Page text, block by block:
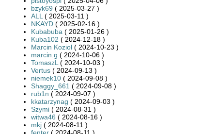
bzyk69 ( 2025-03-27 )
ALL ( 2025-03-11 )
NKAYD ( 2025-02-16 )
Kubabuba ( 2025-01-26 )
Kuba102 ( 2024-12-18 )
Marcin Kozioł ( 2024-10-23 )
marcin.g ( 2024-10-06 )
TomaszL ( 2024-10-03 )
Vertus ( 2024-09-13 )
niemek10 ( 2024-09-08 )
Shaggy_661 ( 2024-09-08 )
rub1n ( 2024-09-07 )
kkatarzynag ( 2024-09-03 )
Szymi ( 2024-08-31 )
witwa46 ( 2024-08-16 )
mkj ( 2024-08-11 )
fenter ( 2024-08-11 )